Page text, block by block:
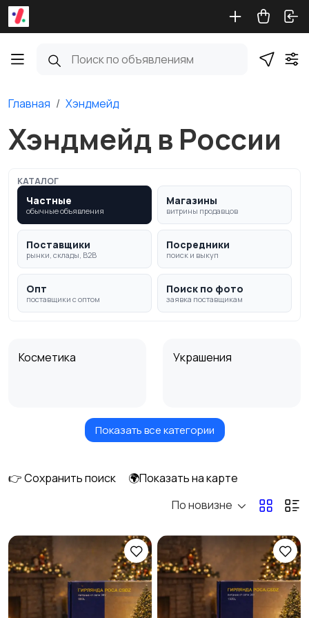
Главная Хэндмейд
Хэндмейд в России
КАТАЛОГ
Частные
обычные объявления
Магазины
витрины продавцов
Поставщики
рынки, склады, B2B
Посредники
поиск и выкуп
Опт
поставщики с оптом
Поиск по фото
заявка поставщикам
Косметика Украшения
Куклы и игрушки
Оформление
праздников
Канцелярия Посуда
Показать все категории
👉 Сохранить поиск
🌍Показать на карте
По новизне